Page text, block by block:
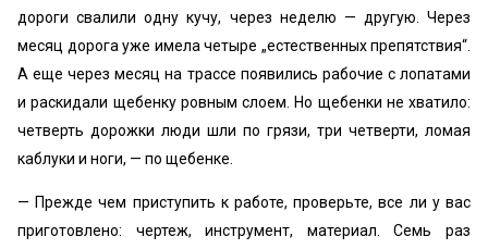
дороги свалили одну кучу, через неделю — другую. Через
месяц дорога уже имела четыре „естественных препятствия“.
А еще через месяц на трассе появились рабочие с лопатами
и раскидали щебенку ровным слоем. Но щебенки не хватило:
четверть дорожки люди шли по грязи, три четверти, ломая
каблуки и ноги, — по щебенке.
— Прежде чем приступить к работе, проверьте, все ли у вас
приготовлено: чертеж, инструмент, материал. Семь раз